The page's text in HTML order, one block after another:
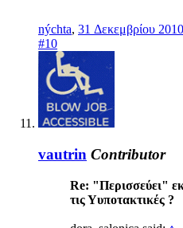
nýchta, 31 Δεκεμβρίου 2010
#10
vautrin Contributor
Re: "Περισσεύει"
τις Υυποτακτικές ?